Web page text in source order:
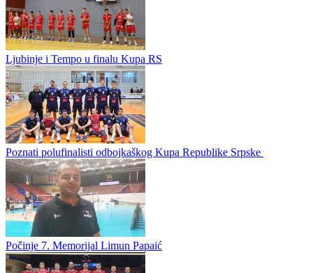
Ljubinje i dalje bez trijumfa
U Premijer ligi OSBiH za odbojkaše odigrani su mečevi koji su
donijeli mnogo uzbuđenja, preokreta i uvjerljivih trijumfa, a derbi
kola u Modriči ponudio je pravi maraton. U susretu odigranom u...
U Ljubinju i Gacku finale Kupa Republike Srpske